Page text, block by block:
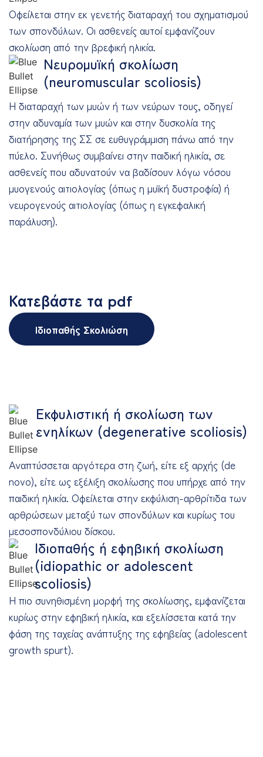
Οφείλεται στην εκ γενετής διαταραχή του σχηματισμού
των σπονδύλων. Οι ασθενείς αυτοί εμφανίζουν
σκολίωση από την βρεφική ηλικία.
Νευρομυϊκή σκολίωση
(neuromuscular scoliosis)
Η διαταραχή των μυών ή των νεύρων τους, οδηγεί
στην αδυναμία των μυών και στην δυσκολία της
διατήρησης της ΣΣ σε ευθυγράμμιση πάνω από την
πύελο. Συνήθως συμβαίνει στην παιδική ηλικία, σε
ασθενείς που αδυνατούν να βαδίσουν λόγω νόσου
μυογενούς αιτιολογίας (όπως η μυϊκή δυστροφία) ή
νευρογενούς αιτιολογίας (όπως η εγκεφαλική
παράλυση).
Κατεβάστε τα pdf
Ιδιοπαθής Σκολιώση
Εκφυλιστική ή σκολίωση των
ενηλίκων (degenerative scoliosis)
Αναπτύσσεται αργότερα στη ζωή, είτε εξ αρχής (de
novo), είτε ως εξέλιξη σκολίωσης που υπήρχε από την
παιδική ηλικία. Οφείλεται στην εκφύλιση-αρθρίτιδα των
αρθρώσεων μεταξύ των σπονδύλων και κυρίως του
μεσοσπονδύλιου δίσκου.
Ιδιοπαθής ή εφηβική σκολίωση
(idiopathic or adolescent
scoliosis)
Η πιο συνηθισμένη μορφή της σκολίωσης, εμφανίζεται
κυρίως στην εφηβική ηλικία, και εξελίσσεται κατά την
φάση της ταχείας ανάπτυξης της εφηβείας (adolescent
growth spurt).